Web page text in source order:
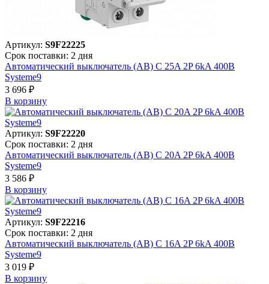
Артикул: S9F22225
Срок поставки: 2 дня
Автоматический выключатель (АВ) C 25A 2P 6kA 400В
Systeme9
3 696 ₽
В корзинy
Артикул: S9F22220
Срок поставки: 2 дня
Автоматический выключатель (АВ) C 20A 2P 6kA 400В
Systeme9
3 586 ₽
В корзинy
Артикул: S9F22216
Срок поставки: 2 дня
Автоматический выключатель (АВ) C 16A 2P 6kA 400В
Systeme9
3 019 ₽
В корзинy